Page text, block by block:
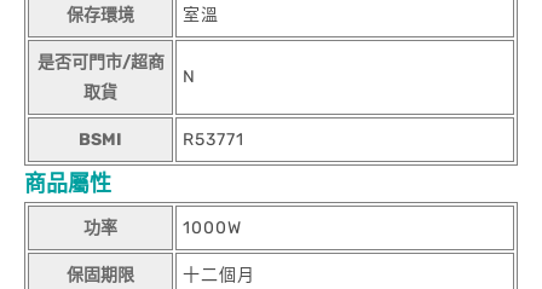
保存環境 室溫
是否可門市/超商
取貨
N
BSMI R53771
商品屬性
功率 1000W
保固期限 十二個月